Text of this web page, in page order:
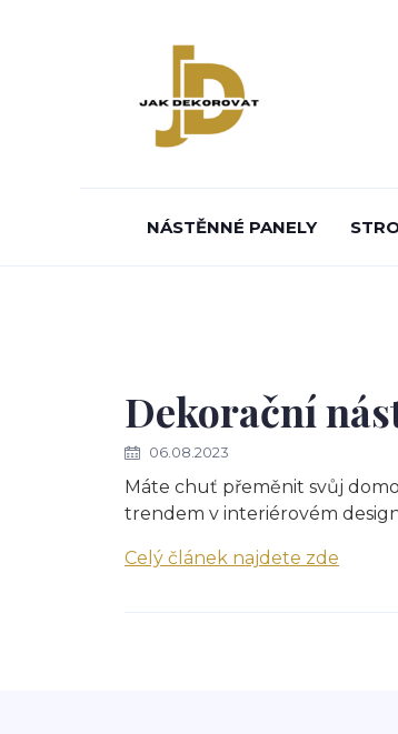
NÁSTĚNNÉ PANELY
Dekorační
06.08.2023
Máte chuť přeměnit svůj
trendem v interiérovém
Celý článek najdete zde